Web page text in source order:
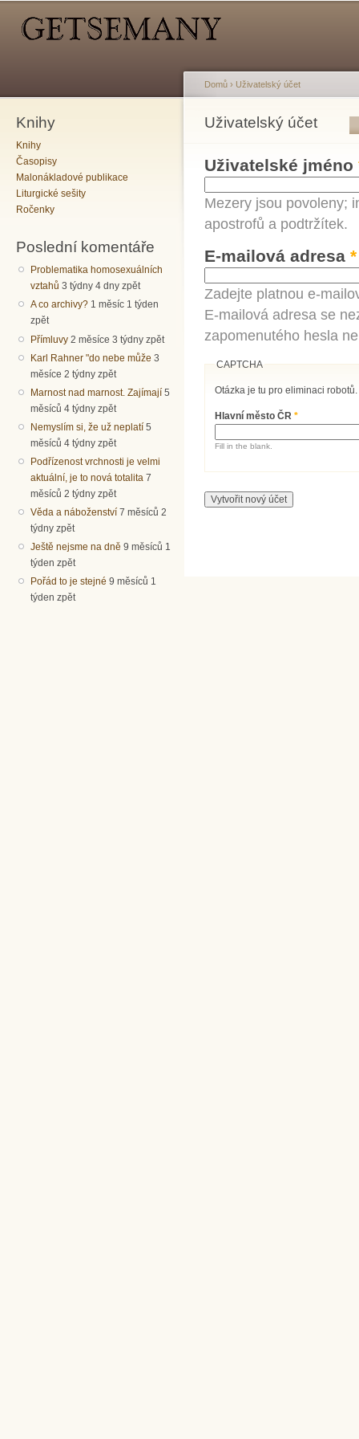
Knihy
Knihy
Časopisy
Malonákladové publikace
Liturgické sešity
Ročenky
Poslední komentáře
Problematika homosexuálních
vztahů 3 týdny 4 dny zpět
A co archivy? 1 měsíc 1 týden
zpět
Přímluvy 2 měsíce 3 týdny zpět
Karl Rahner "do nebe může 3
měsíce 2 týdny zpět
Marnost nad marnost. Zajímají 5
měsíců 4 týdny zpět
Nemyslím si, že už neplatí 5
měsíců 4 týdny zpět
Podřízenost vrchnosti je velmi
aktuální, je to nová totalita 7
měsíců 2 týdny zpět
Věda a náboženství 7 měsíců 2
týdny zpět
Ještě nejsme na dně 9 měsíců 1
týden zpět
Pořád to je stejné 9 měsíců 1
týden zpět
Jste zde
Domů › Uživatelský účet
Uživatelský účet
Hlavní záložky
Uživatelské jméno
Mezery jsou povoleny;
apostrofů a podtržítek.
E-mailová adresa *
Zadejte platnou e-
E-mailová adresa se
zapomenutého hesla
CAPTCHA
Otázka je tu pro eliminaci robotů.
Hlavní město ČR*
Fill in the blank.